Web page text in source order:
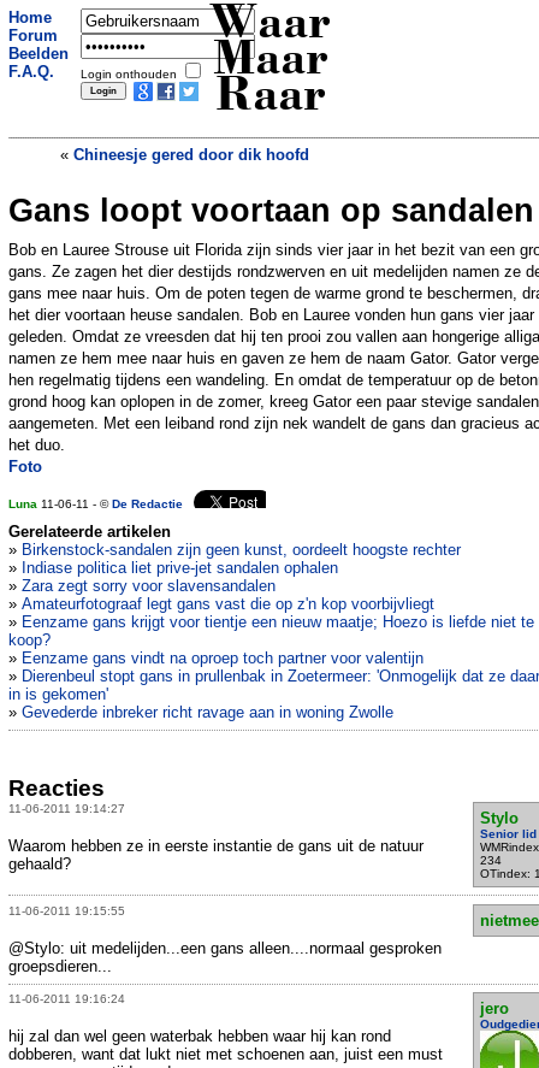
Home
Forum
Beelden
F.A.Q.
Login onthouden
Waar
Maar
Raar
« Chineesje gered door dik hoofd
Duitse vrouw jaar lang mishandeld als
slavin»
Gans loopt voortaan op sandalen
Bob en Lauree Strouse uit Florida zijn sinds vier jaar in het bezit van een
gans. Ze zagen het dier destijds rondzwerven en uit medelijden namen ze
gans mee naar huis. Om de poten tegen de warme grond te beschermen,
het dier voortaan heuse sandalen. Bob en Lauree vonden hun gans vier jaar
geleden. Omdat ze vreesden dat hij ten prooi zou vallen aan hongerige
namen ze hem mee naar huis en gaven ze hem de naam Gator. Gator
hen regelmatig tijdens een wandeling. En omdat de temperatuur op de
grond hoog kan oplopen in de zomer, kreeg Gator een paar stevige sandalen
aangemeten. Met een leiband rond zijn nek wandelt de gans dan gracieus
het duo.
Foto
Luna 11-06-11 - ©De Redactie
Gerelateerde artikelen
» Birkenstock-sandalen zijn geen kunst, oordeelt hoogste rechter
» Indiase politica liet prive-jet sandalen ophalen
» Zara zegt sorry voor slavensandalen
» Amateurfotograaf legt gans vast die op z'n kop voorbijvliegt
» Eenzame gans krijgt voor tientje een nieuw maatje; Hoezo is liefde niet te
koop?
» Eenzame gans vindt na oproep toch partner voor valentijn
» Dierenbeul stopt gans in prullenbak in Zoetermeer: 'Onmogelijk dat ze
in is gekomen'
» Gevederde inbreker richt ravage aan in woning Zwolle
Reacties
11-06-2011 19:14:27
Stylo
Senior lid
234
OTindex:
Waarom hebben ze in eerste instantie de gans uit de natuur
gehaald?
11-06-2011 19:15:55
@Stylo: uit medelijden...een gans alleen....normaal gesproken
groepsdieren...
11-06-2011 19:16:24
jero
hij zal dan wel geen waterbak hebben waar hij kan rond
dobberen, want dat lukt niet met schoenen aan, juist een must